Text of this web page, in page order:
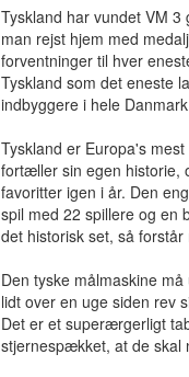
Tyskland har vundet VM
man rejst hjem med
forventninger til hver
Tyskland som det eneste
indbyggere i hele
Tyskland er Europa's
fortæller sin egen historie,
favoritter igen i år. Den
spil med 22 spillere og en
det historisk set, så
Den tyske målmaskine
lidt over en uge siden rev
Det er et superærgerligt
stjernespækket, at de skal